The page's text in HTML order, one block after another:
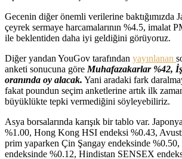
Gecenin diğer önemli verilerine baktığımızda
çeyrek sermaye harcamalarının %4.5, imalat
ile beklentiden daha iyi geldiğini görüyoruz.
Diğer yandan YouGov tarafından yayınlanan
anketi sonucuna göre Muhafazakarlar %42,
oranında oy alacak. Yani aradaki fark
fakat poundun seçim anketlerine artık ilk
büyüklükte tepki vermediğini söyleyebiliriz.
Asya borsalarında karışık bir tablo var.
%1.00, Hong Kong HSI endeksi %0.43,
prim yaparken Çin Şangay endeksinde
endeksinde %0.12, Hindistan SENSEX